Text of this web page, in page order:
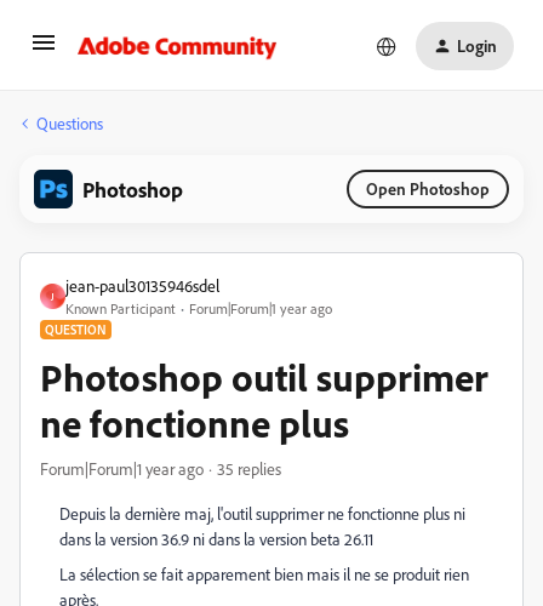
Login
Questions
Photoshop Open Photoshop
J
jean-paul30135946sdel
Known Participant Forum|Forum|1 year ago
QUESTION
Photoshop outil supprimer
ne fonctionne plus
Forum|Forum|1 year ago 35 replies
Depuis la dernière maj, l'outil supprimer ne fonctionne plus ni
dans la version 36.9 ni dans la version beta 26.11
La sélection se fait apparement bien mais il ne se produit rien
après.